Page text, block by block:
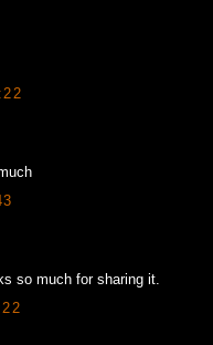
so much for sharing it.